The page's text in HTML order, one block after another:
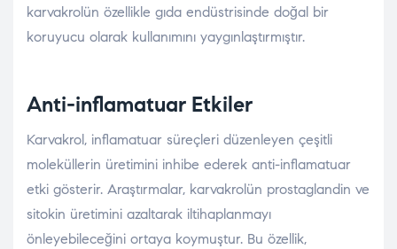
karvakrolün özellikle gıda endüstrisinde doğal bir
koruyucu olarak kullanımını yaygınlaştırmıştır.
Anti-inflamatuar Etkiler
Karvakrol, inflamatuar süreçleri düzenleyen çeşitli
moleküllerin üretimini inhibe ederek anti-inflamatuar
etki gösterir. Araştırmalar, karvakrolün prostaglandin ve
sitokin üretimini azaltarak iltihaplanmayı
önleyebileceğini ortaya koymuştur. Bu özellik,